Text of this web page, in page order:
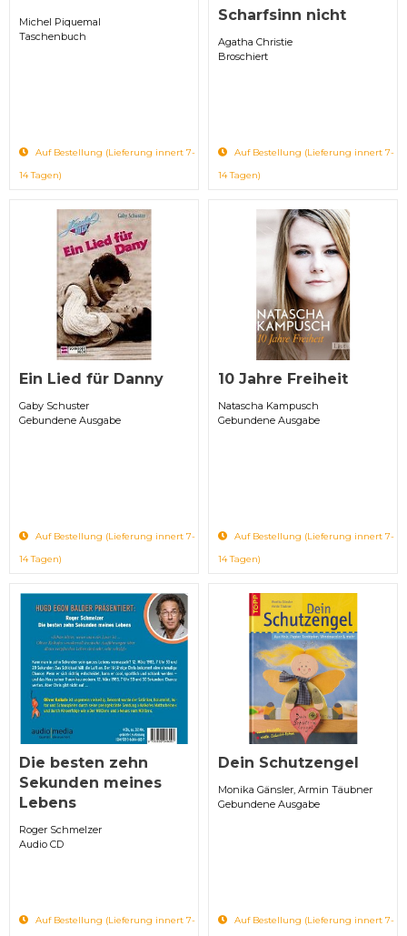
Michel Piquemal
Taschenbuch
Auf Bestellung (Lieferung innert 7-
14 Tagen)
Scharfsinn nicht
Agatha Christie
Broschiert
Auf Bestellung (Lieferung innert 7-
14 Tagen)
Ein Lied für Danny
Gaby Schuster
Gebundene Ausgabe
Auf Bestellung (Lieferung innert 7-
14 Tagen)
10 Jahre Freiheit
Natascha Kampusch
Gebundene Ausgabe
Auf Bestellung (Lieferung innert 7-
14 Tagen)
Die besten zehn
Sekunden meines
Lebens
Roger Schmelzer
Audio CD
Auf Bestellung (Lieferung innert 7-
Dein Schutzengel
Monika Gänsler, Armin Täubner
Gebundene Ausgabe
Auf Bestellung (Lieferung innert 7-